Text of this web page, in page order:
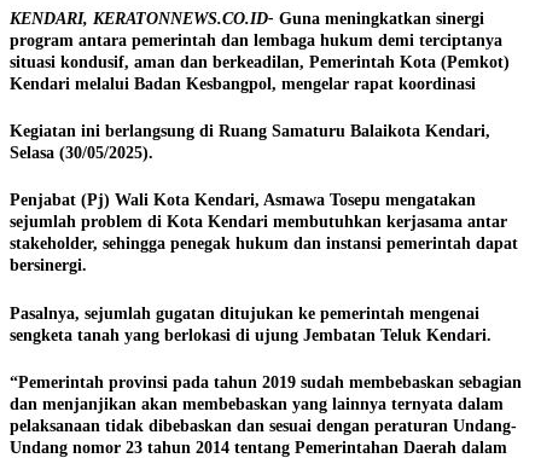
KENDARI, KERATONNEWS.CO.ID- Guna meningkatkan sinergi
program antara pemerintah dan lembaga hukum demi terciptanya
situasi kondusif, aman dan berkeadilan, Pemerintah Kota (Pemkot)
Kendari melalui Badan Kesbangpol, mengelar rapat koordinasi
Kegiatan ini berlangsung di Ruang Samaturu Balaikota Kendari,
Selasa (30/05/2025).
Penjabat (Pj) Wali Kota Kendari, Asmawa Tosepu mengatakan
sejumlah problem di Kota Kendari membutuhkan kerjasama antar
stakeholder, sehingga penegak hukum dan instansi pemerintah dapat
bersinergi.
Pasalnya, sejumlah gugatan ditujukan ke pemerintah mengenai
sengketa tanah yang berlokasi di ujung Jembatan Teluk Kendari.
“Pemerintah provinsi pada tahun 2019 sudah membebaskan sebagian
dan menjanjikan akan membebaskan yang lainnya ternyata dalam
pelaksanaan tidak dibebaskan dan sesuai dengan peraturan Undang-
Undang nomor 23 tahun 2014 tentang Pemerintahan Daerah dalam